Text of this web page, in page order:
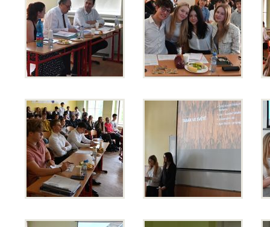
Podcast Future On
O škole